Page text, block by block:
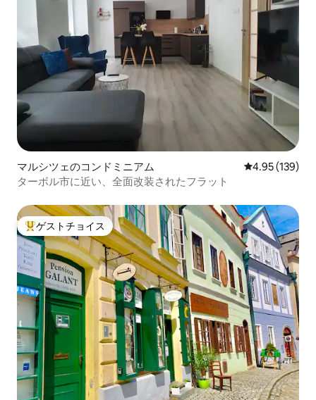
マルシツェのコンドミニアム レビュー139
4.95 (139)
ターボル市に近い、全面改装されたフラット
大好評のゲストチョイスです。
ゲストチョイス